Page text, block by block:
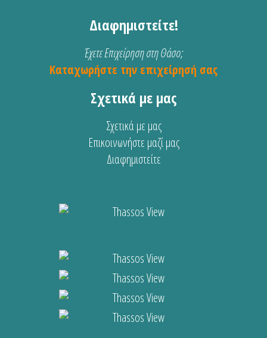
Διαφημιστείτε!
Έχετε Επιχείρηση στη Θάσο;
Καταχωρήστε την επιχείρησή σας
Σχετικά με μας
Σχετικά με μας
Επικοινωνήστε μαζί μας
Διαφημιστείτε